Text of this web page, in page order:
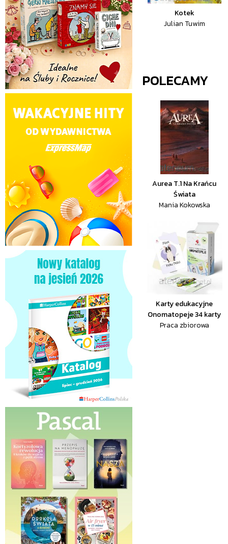
Kotek
Julian Tuwim
POLECAMY
Aurea T.1 Na Krańcu
Świata
Mania Kokowska
Karty edukacyjne
Onomatopeje 34 karty
Praca zbiorowa